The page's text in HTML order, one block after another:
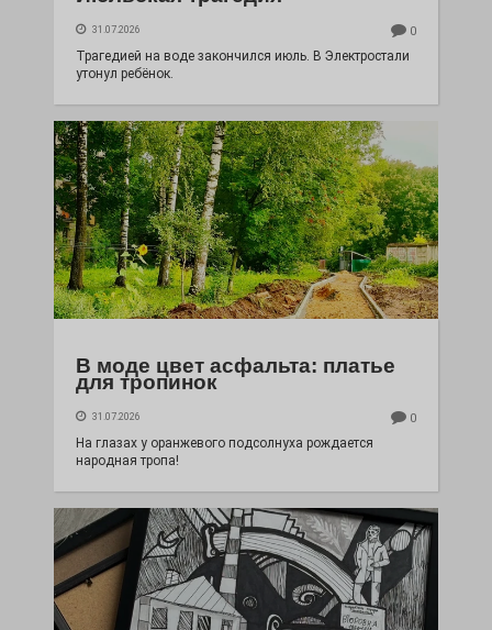
31.07.2026 0
Трагедией на воде закончился июль. В Электростали
утонул ребёнок.
В моде цвет асфальта: платье
для тропинок
31.07.2026 0
На глазах у оранжевого подсолнуха рождается
народная тропа!